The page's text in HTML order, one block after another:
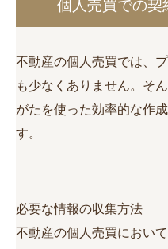
個人売買での契
不動産の個人売買では、
も少なくありません。そ
がたを使った効率的な作
す。
必要な情報の収集方法
不動産の個人売買におい